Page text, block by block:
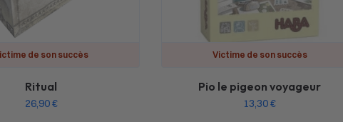
de son succès
Ritual
26,90€
Victime de son succès
Pio le pigeon voyageur
13,30€